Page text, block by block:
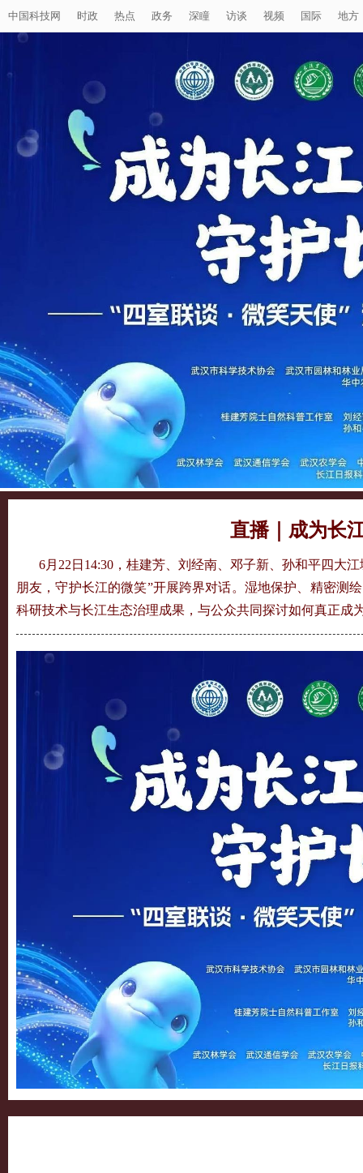
中国科技网 时政 热点 政务 深瞳 访谈 视频 国际 地方
直播｜成为长
6月22日14:30，桂建芳、刘经南、邓子新、孙和平四大
朋友，守护长江的微笑”开展跨界对话。湿地保护、精密测
科研技术与长江生态治理成果，与公众共同探讨如何真正成